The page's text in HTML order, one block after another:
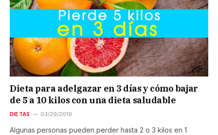
Dieta para adelgazar en 3 días y cómo bajar
de 5 a 10 kilos con una dieta saludable
DIETAS 03/29/2019
Algunas personas pueden perder hasta 2 o 3 kilos en 1